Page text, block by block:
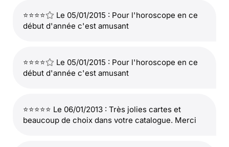
⭐⭐⭐⭐
Le 05/01/2015 : Pour l'horoscope en ce
début d'année c'est amusant
⭐⭐⭐⭐
Le 05/01/2015 : Pour l'horoscope en ce
début d'année c'est amusant
⭐⭐⭐⭐⭐ Le 06/01/2013 : Très jolies cartes et
beaucoup de choix dans votre catalogue. Merci